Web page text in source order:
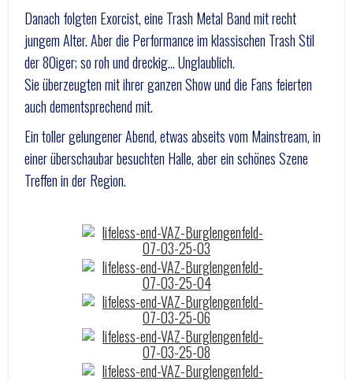
Danach folgten Exorcist, eine Trash Metal Band mit recht
jungem Alter. Aber die Performance im klassischen Trash Stil
der 80iger; so roh und dreckig… Unglaublich.
Sie überzeugten mit ihrer ganzen Show und die Fans feierten
auch dementsprechend mit.
Ein toller gelungener Abend, etwas abseits vom Mainstream, in
einer überschaubar besuchten Halle, aber ein schönes Szene
Treffen in der Region.